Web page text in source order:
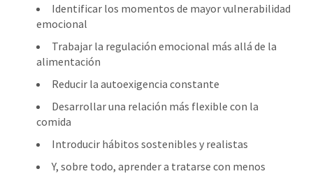
Identificar los momentos de mayor vulnerabilidad
emocional
Trabajar la regulación emocional más allá de la
alimentación
Reducir la autoexigencia constante
Desarrollar una relación más flexible con la
comida
Introducir hábitos sostenibles y realistas
Y, sobre todo, aprender a tratarse con menos